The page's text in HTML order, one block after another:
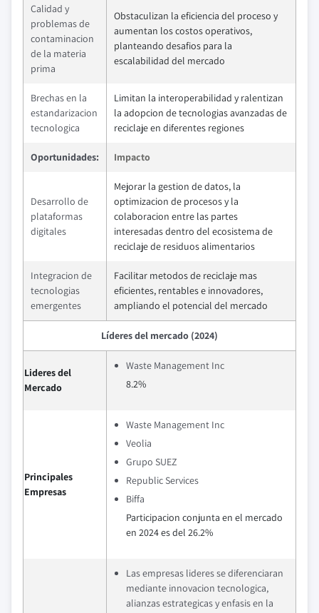
Calidad y
problemas de
contaminacion
de la materia
prima
Obstaculizan la eficiencia del proceso y
aumentan los costos operativos,
planteando desafios para la
escalabilidad del mercado
Brechas en la
estandarizacion
tecnologica
Limitan la interoperabilidad y ralentizan
la adopcion de tecnologias avanzadas de
reciclaje en diferentes regiones
Oportunidades: Impacto
Desarrollo de
plataformas
digitales
Mejorar la gestion de datos, la
optimizacion de procesos y la
colaboracion entre las partes
interesadas dentro del ecosistema de
reciclaje de residuos alimentarios
Integracion de
tecnologias
emergentes
Facilitar metodos de reciclaje mas
eficientes, rentables e innovadores,
ampliando el potencial del mercado
Líderes del mercado (2024)
Lideres del
Mercado
Waste Management Inc
8.2%
Principales
Empresas
Waste Management Inc
Veolia
Grupo SUEZ
Republic Services
Biffa
Participacion conjunta en el mercado
en 2024 es del 26.2%
Las empresas lideres se diferenciaran
mediante innovacion tecnologica,
alianzas estrategicas y enfasis en la